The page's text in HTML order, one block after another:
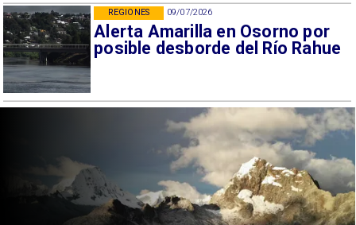
09/07/2026
Alerta Amarilla en Osorno por
posible desborde del Río Rahue
REGIONES